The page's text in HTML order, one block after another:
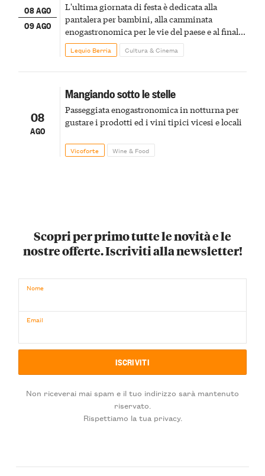
08 AGO
09 AGO
L'ultima giornata di festa è dedicata alla
pantalera per bambini, alla camminata
enogastronomica per le vie del paese e al finale
pirotecnico
Lequio Berria Cultura & Cinema
08
AGO
Mangiando sotto le stelle
Passeggiata enogastronomica in notturna per
gustare i prodotti ed i vini tipici vicesi e locali
Vicoforte Wine & Food
Scopri per primo tutte le novità e le
nostre offerte. Iscriviti alla newsletter!
Nome
Email
Non riceverai mai spam e il tuo indirizzo sarà mantenuto
riservato.
Rispettiamo la tua privacy.